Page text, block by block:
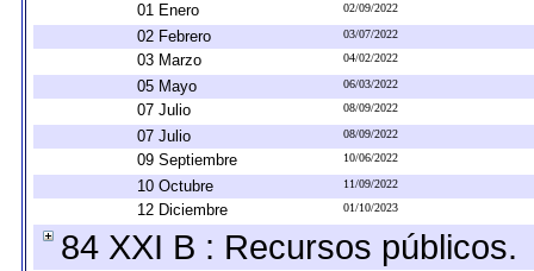
01 Enero 02/09/2022
02 Febrero 03/07/2022
03 Marzo 04/02/2022
05 Mayo 06/03/2022
07 Julio 08/09/2022
07 Julio 08/09/2022
09 Septiembre 10/06/2022
10 Octubre 11/09/2022
12 Diciembre 01/10/2023
84 XXI B : Recursos públicos.